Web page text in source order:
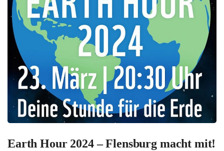
Earth Hour 2024 – Flensburg macht mit!